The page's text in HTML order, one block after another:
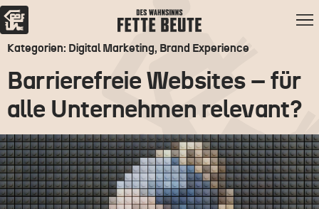
Kategorien: Digital Marketing, Brand Experience
Barrierefreie Websites – für
alle Unternehmen relevant?